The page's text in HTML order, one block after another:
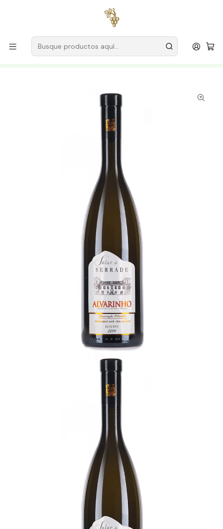
para pedidos superiores a
Productores
Vino Verde (Monção & Melgaço)
Mansión Serrade
Solar de Serrade Alvarinho Reserva 2024 Vinho Verde
Branco 75cl